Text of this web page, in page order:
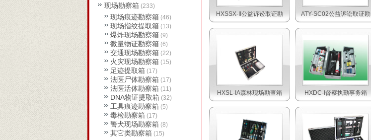
HXSSX-II公益诉讼取证勘 ATY-SC02公益诉讼取证勘
HXSL-IA森林现场勘查箱 HXDC-I督察执勤事务箱
现场勘察箱 (233)
现场痕迹勘察箱 (46)
现场指纹提取箱 (13)
爆炸现场勘察箱 (9)
微量物证勘察箱 (6)
交通现场勘察箱 (22)
火灾现场勘察箱 (15)
足迹提取箱 (17)
法医尸体勘察箱 (17)
法医活体勘察箱 (11)
DNA物证提取箱 (32)
工具痕迹勘察箱 (5)
毒检勘察箱 (17)
警犬现场勘察箱 (8)
其它类勘察箱 (15)